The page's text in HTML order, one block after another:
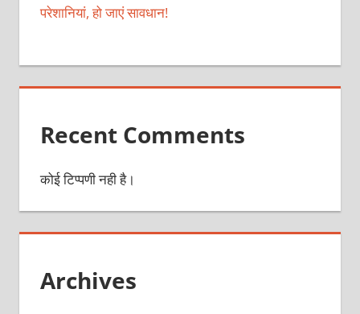
परेशानियां, हो जाएं सावधान!
Recent Comments
कोई टिप्पणी नही है।
Archives